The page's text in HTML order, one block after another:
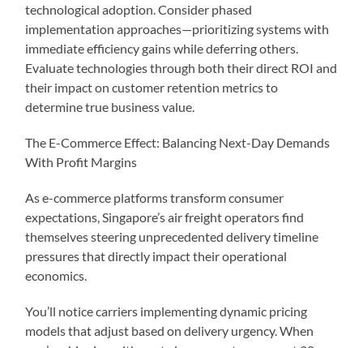
technological adoption. Consider phased
implementation approaches—prioritizing systems with
immediate efficiency gains while deferring others.
Evaluate technologies through both their direct ROI and
their impact on customer retention metrics to
determine true business value.
The E-Commerce Effect: Balancing Next-Day Demands
With Profit Margins
As e-commerce platforms transform consumer
expectations, Singapore’s air freight operators find
themselves steering unprecedented delivery timeline
pressures that directly impact their operational
economics.
You’ll notice carriers implementing dynamic pricing
models that adjust based on delivery urgency. When